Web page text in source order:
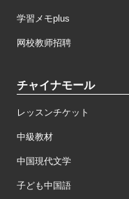
学習メモplus
网校教师招聘
チャイナモール
レッスンチケット
中級教材
中国現代文学
子ども中国語